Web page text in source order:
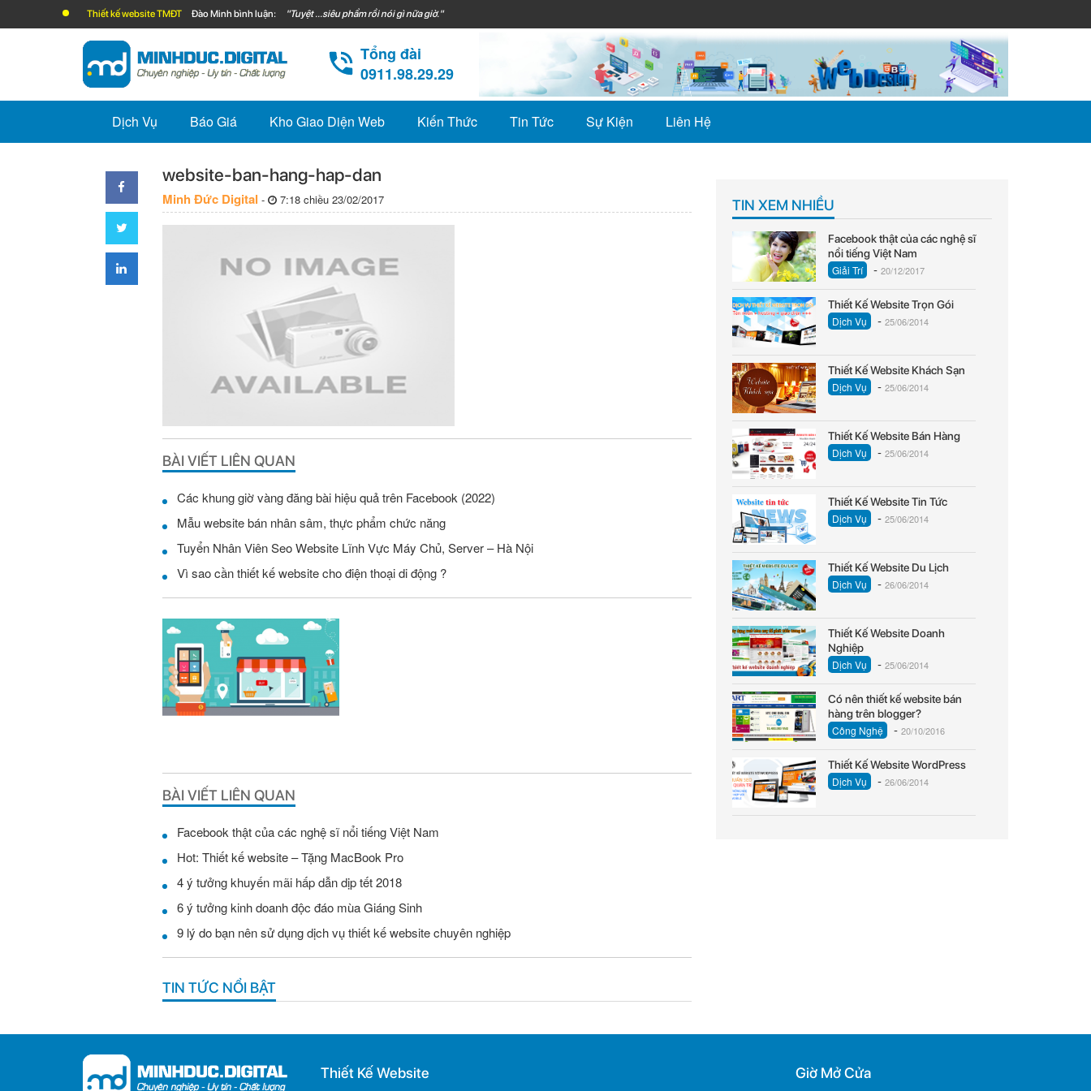
Thiết kế website TMĐT Đào Minh bình luận: "Tuyệt ...siêu phẩm rồi nói gì nữa giờ."
Tổng đài
0911.98.29.29
Dịch Vụ Báo Giá Kho Giao Diện Web Kiến Thức Tin Tức Sự Kiện Liên Hệ
website-ban-hang-hap-dan
Minh Đức Digital - 7:18 chiều 23/02/2017
BÀI VIẾT LIÊN QUAN
Các khung giờ vàng đăng bài hiệu quả trên Facebook (2022)
Mẫu website bán nhân sâm, thực phẩm chức năng
Tuyển Nhân Viên Seo Website Lĩnh Vực Máy Chủ, Server – Hà Nội
Vì sao cần thiết kế website cho điện thoại di động ?
BÀI VIẾT LIÊN QUAN
Facebook thật của các nghệ sĩ nổi tiếng Việt Nam
Hot: Thiết kế website – Tặng MacBook Pro
4 ý tưởng khuyến mãi hấp dẫn dịp tết 2018
6 ý tưởng kinh doanh độc đáo mùa Giáng Sinh
9 lý do bạn nên sử dụng dịch vụ thiết kế website chuyên nghiệp
TIN TỨC NỔI BẬT
TIN XEM NHIỀU
Facebook thật của các nghệ sĩ
nổi tiếng Việt Nam
Giải Trí - 20/12/2017
Thiết Kế Website Trọn Gói
Dịch Vụ - 25/06/2014
Thiết Kế Website Khách Sạn
Dịch Vụ - 25/06/2014
Thiết Kế Website Bán Hàng
Dịch Vụ - 25/06/2014
Thiết Kế Website Tin Tức
Dịch Vụ - 25/06/2014
Thiết Kế Website Du Lịch
Dịch Vụ - 26/06/2014
Thiết Kế Website Doanh
Nghiệp
Dịch Vụ - 25/06/2014
Có nên thiết kế website bán
hàng trên blogger?
Công Nghệ - 20/10/2016
Thiết Kế Website WordPress
Dịch Vụ - 26/06/2014
Thiết Kế Website Giờ Mở Cửa